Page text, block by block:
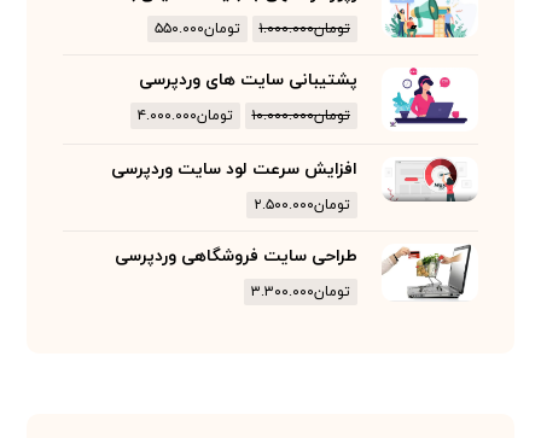
تومان۱.۰۰۰.۰۰۰ تومان۵۵۰.۰۰۰
پشتیبانی سایت های وردپرسی
تومان۱۰.۰۰۰.۰۰۰ تومان۴.۰۰۰.۰۰۰
افزایش سرعت لود سایت وردپرسی
تومان۲.۵۰۰.۰۰۰
طراحی سایت فروشگاهی وردپرسی
تومان۳.۳۰۰.۰۰۰